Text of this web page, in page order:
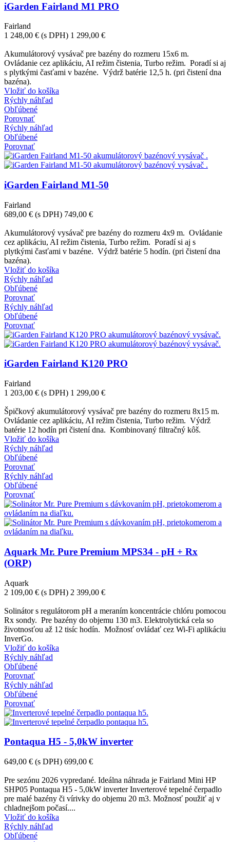
iGarden Fairland M1 PRO
Fairland
1 248,00 € (s DPH) 1 299,00 €
Akumulátorový vysávač pre bazény do rozmeru 15x6 m.
Ovládanie cez aplikáciu, AI režim čistenia, Turbo režim. Poradí si aj
s plytkými časťami v bazéne. Výdrž batérie 12,5 h. (pri čistení dna
bazéna).
Vložiť do košíka
Rýchly náhľad
Obľúbené
Porovnať
Rýchly náhľad
Obľúbené
Porovnať
iGarden Fairland M1-50
Fairland
689,00 € (s DPH) 749,00 €
Akumulátorový vysávač pre bazény do rozmeru 4x9 m. Ovládanie
cez aplikáciu, AI režim čistenia, Turbo režim. Poradí si aj s
plytkými časťami v bazéne. Výdrž batérie 5 hodín. (pri čistení dna
bazéna).
Vložiť do košíka
Rýchly náhľad
Obľúbené
Porovnať
Rýchly náhľad
Obľúbené
Porovnať
iGarden Fairland K120 PRO
Fairland
1 203,00 € (s DPH) 1 299,00 €
Špičkový akumulátorový vysávač pre bazény do rozmeru 8x15 m.
Ovládanie cez aplikáciu, AI režim čistenia, Turbo režim. Výdrž
batérie 12 hodín pri čistení dna. Kombinovaný filtračný kôš.
Vložiť do košíka
Rýchly náhľad
Obľúbené
Porovnať
Rýchly náhľad
Obľúbené
Porovnať
Aquark Mr. Pure Premium MPS34 - pH + Rx
(ORP)
Aquark
2 109,00 € (s DPH) 2 399,00 €
Solinátor s regulátorom pH a meraním koncentrácie chlóru pomocou
Rx sondy. Pre bazény do objemu 130 m3. Elektrolytická cela so
životnosťou až 12 tisíc hodín. Možnosť ovládať cez Wi-Fi aplikáciu
InverGo.
Vložiť do košíka
Rýchly náhľad
Obľúbené
Porovnať
Rýchly náhľad
Obľúbené
Porovnať
Pontaqua H5 - 5,0kW inverter
649,00 € (s DPH) 699,00 €
Pre sezónu 2026 vypredané. Ideálna náhrada je Fairland Mini HP
SHP05 Pontaqua H5 - 5,0kW inverter Inverterové tepelné čerpadlo
pre malé bazény či vírivky do objemu 20 m3. Možnosť použiť aj v
chladnejšom počasí....
Vložiť do košíka
Rýchly náhľad
Obľúbené